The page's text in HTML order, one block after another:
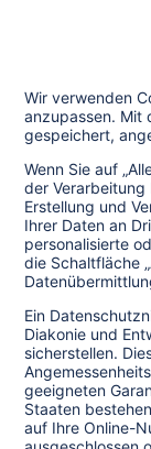
die
die
September
befindet,
steuern
den